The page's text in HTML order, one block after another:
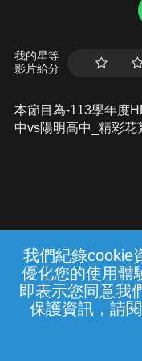
我們紀錄cookie
優化您的使用體
即表示您同意我
保護資訊，請
我的星等
影片給分
本節目為-113學年度
中vs陽明高中_精彩花
常見問題 線上客
中華電信股
(統一編